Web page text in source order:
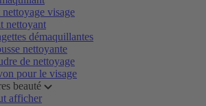
visage
nettoyant
démaquillantes
nettoyante
de nettoyage
pour le visage
beauté
afficher